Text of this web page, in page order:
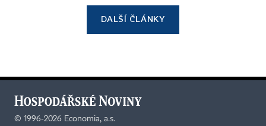
DALŠÍ ČLÁNKY
© 1996-2026 Economia, a.s.